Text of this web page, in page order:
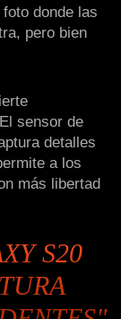
donde las
pero bien
sensor de
detalles
a los
más libertad
S20